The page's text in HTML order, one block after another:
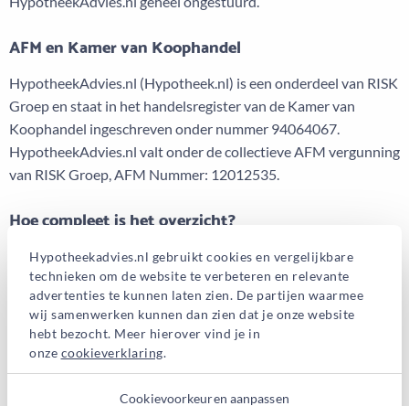
Hypotheekadvies.nl gebruikt cookies en vergelijkbare
technieken om de website te verbeteren en relevante
advertenties te kunnen laten zien. De partijen waarmee
wij samenwerken kunnen dan zien dat je onze website
hebt bezocht. Meer hierover vind je in
onze cookieverklaring.
Cookievoorkeuren aanpassen
AFM en Kamer van Koophandel
HypotheekAdvies.nl (Hypotheek.nl) is een onderdeel van RISK
Groep en staat in het handelsregister van de Kamer van
Koophandel ingeschreven onder nummer 94064067.
HypotheekAdvies.nl valt onder de collectieve AFM vergunning
van RISK Groep, AFM Nummer: 12012535.
Hoe compleet is het overzicht?
Wij willen alle hypotheekadviseurs van Nederland aansluiten
bij HypotheekAdvies.nl, zodat jij uit een zo compleet mogelijk
aanbod kan kiezen en altijd iemand kan vinden die bij jouw
wensen aansluit. Jammer genoeg kunnen wij adviseurs en
organisaties niet dwingen om zich op HypotheekAdvies.nl te
profileren. Daarom blijven wij ons continue inzetten om alle
adviseurs te enthousiasmeren voor profilering op